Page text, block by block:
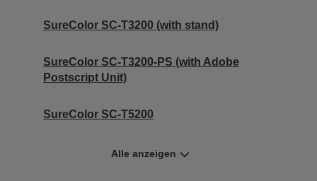
SureColor SC-T3200 (with stand)
SureColor SC-T3200-PS (with Adobe
Postscript Unit)
SureColor SC-T5200
Alle anzeigen